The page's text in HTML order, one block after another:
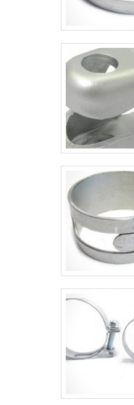
catálogo de
programada;
qualidade
atividades.Ainda
em leito para
essência da
prezar pelos
ótima qualidade
detalhes, mas
saber a
empresa.É por
que a Piralux é
preza pela
do segmento
industriais. A
satisfação da
REFERÊNCIA
na Piralux é
solução para
elétricos
há de mais
variedades